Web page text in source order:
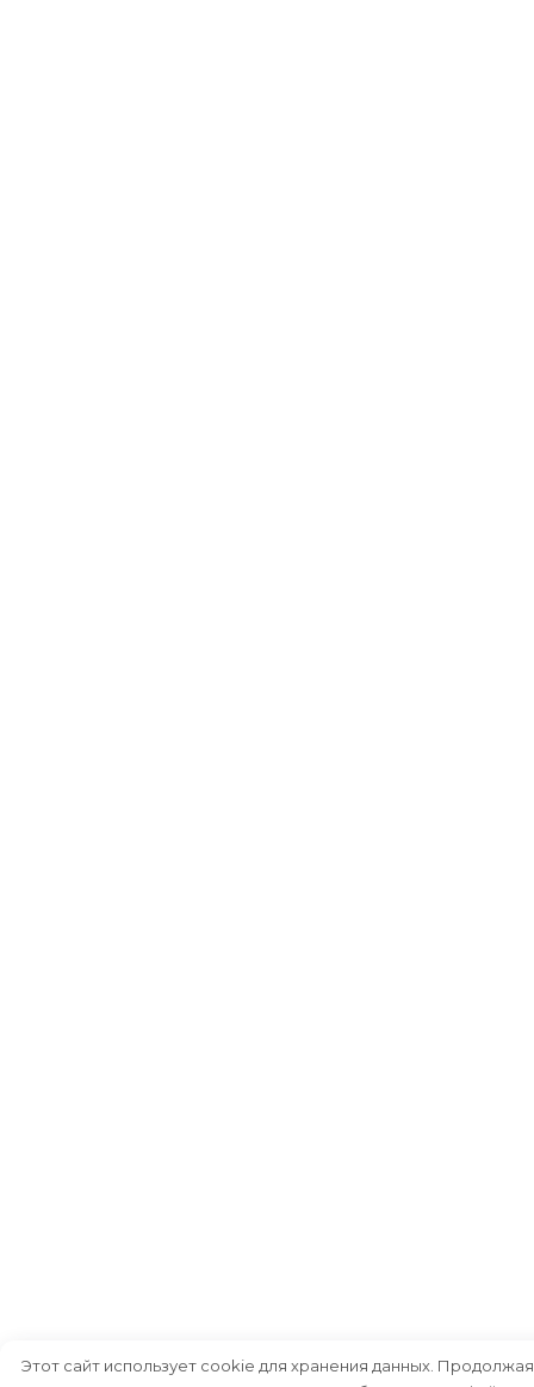
Этот сайт использует cookie для хранения данных.